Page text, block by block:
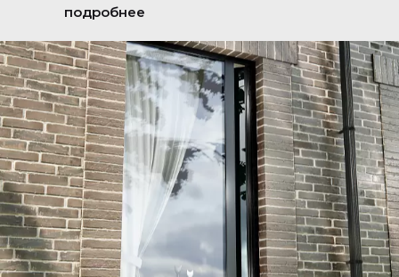
подробнее